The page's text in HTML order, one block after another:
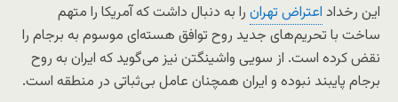
این رخداد اعتراض تهران را به دنبال داشت که آمریکا را متهم
ساخت با تحریم‌های جدید روح توافق هسته‌ای موسوم به برجام را
نقض کرده است. از سویی واشینگتن نیز می‌گوید که ایران به روح
برجام پایبند نبوده و ایران همچنان عامل بی‌ثباتی در منطقه است.